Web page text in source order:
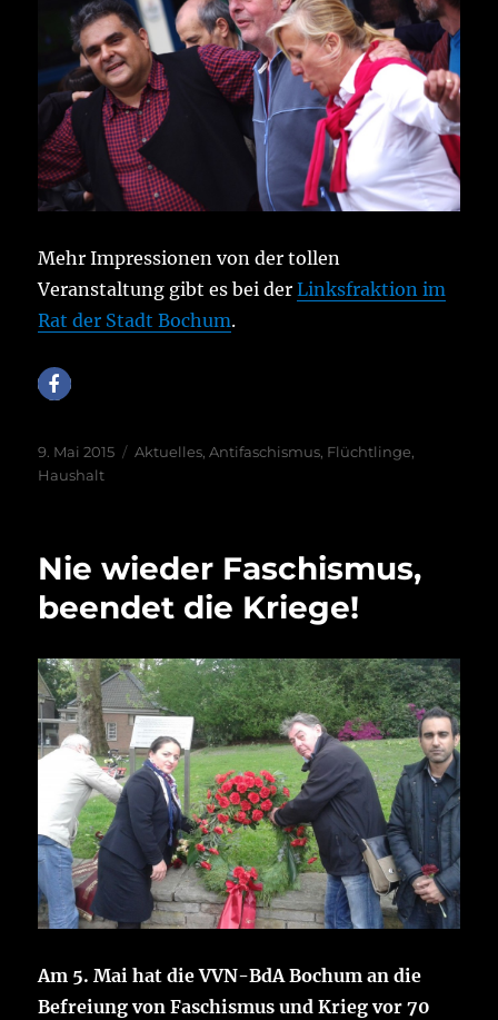
Mehr Impressionen von der tollen
Veranstaltung gibt es bei derLinksfraktion im
Rat der Stadt Bochum.
Veröffentlicht
am
9. Mai 2015 Kategorien
Aktuelles,Antifaschismus, Flüchtlinge,
Haushalt
Nie wieder Faschismus,
beendet die Kriege!
Am 5. Mai hat die VVN-BdA Bochum an die
Befreiung von Faschismus und Krieg vor 70